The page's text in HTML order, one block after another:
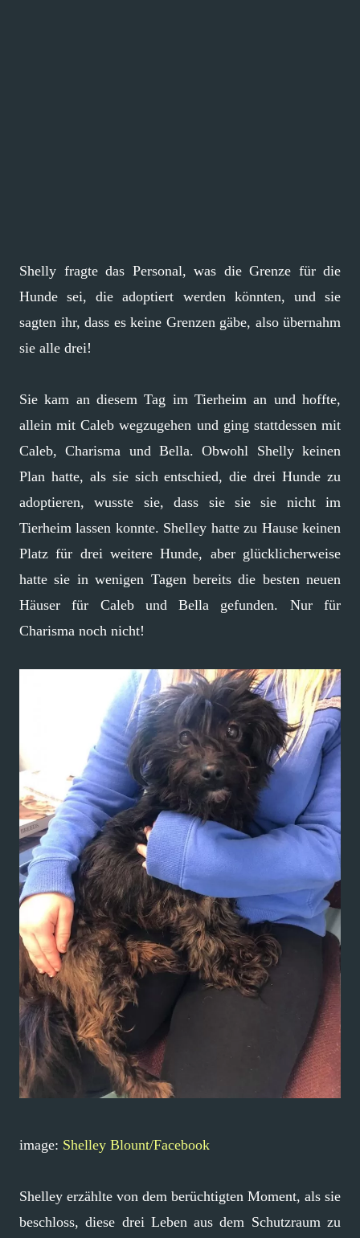
Shelly fragte das Personal, was die Grenze für die
Hunde sei, die adoptiert werden könnten, und sie
sagten ihr, dass es keine Grenzen gäbe, also übernahm
sie alle drei!
Sie kam an diesem Tag im Tierheim an und hoffte,
allein mit Caleb wegzugehen und ging stattdessen mit
Caleb, Charisma und Bella. Obwohl Shelly keinen
Plan hatte, als sie sich entschied, die drei Hunde zu
adoptieren, wusste sie, dass sie sie sie nicht im
Tierheim lassen konnte. Shelley hatte zu Hause keinen
Platz für drei weitere Hunde, aber glücklicherweise
hatte sie in wenigen Tagen bereits die besten neuen
Häuser für Caleb und Bella gefunden. Nur für
Charisma noch nicht!
image: Shelley Blount/Facebook
Shelley erzählte von dem berüchtigten Moment, als sie
beschloss, diese drei Leben aus dem Schutzraum zu